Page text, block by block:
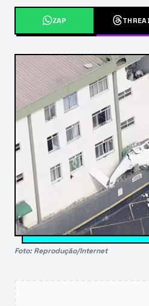
ZAP
Foto: Reprodução/Internet